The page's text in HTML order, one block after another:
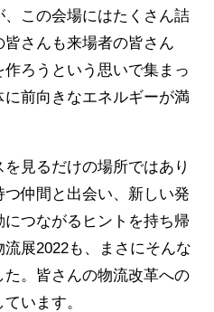
この会場にはたくさん詰
さんも来場者の皆さん
ろうという思いで集まっ
前向きなエネルギーが満
見るだけの場所ではあり
仲間と出会い、新しい発
つながるヒントを持ち帰
展2022も、まさにそんな
。皆さんの物流改革への
います。